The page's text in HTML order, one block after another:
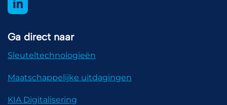
Ga direct naar
Sleuteltechnologieën
Maatschappelijke uitdagingen
KIA Digitalisering